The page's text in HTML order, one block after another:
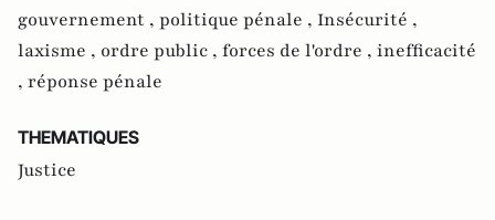
gouvernement , politique pénale , Insécurité ,
laxisme , ordre public , forces de l'ordre , inefficacité
, réponse pénale
THEMATIQUES
Justice